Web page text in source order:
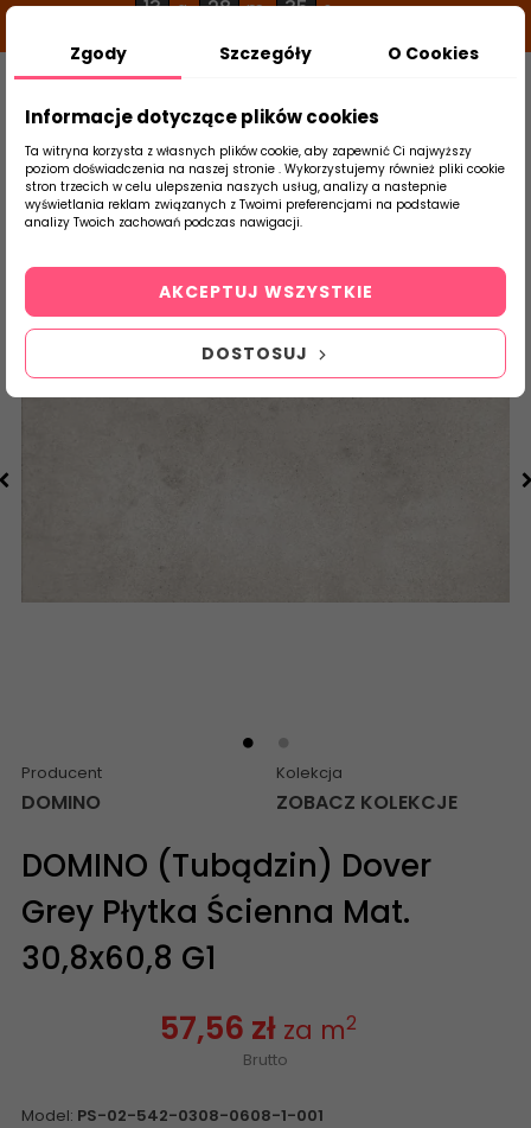
13 g 28 m 35 s
Szukaj
produktu
Strona Główna Płytki Łazienkowe
Producent
DOMINO
Kolekcja
ZOBACZ KOLEKCJE
DOMINO (Tubądzin) Dover
Grey Płytka Ścienna Mat.
30,8x60,8 G1
57,56 zł za m2
Brutto
Model: PS-02-542-0308-0608-1-001
Zgody Szczegóły O Cookies
Informacje dotyczące plików cookies
Ta witryna korzysta z własnych plików cookie, aby zapewnić Ci najwyższy
poziom doświadczenia na naszej stronie . Wykorzystujemy również pliki cookie
stron trzecich w celu ulepszenia naszych usług, analizy a nastepnie
wyświetlania reklam związanych z Twoimi preferencjami na podstawie
analizy Twoich zachowań podczas nawigacji.
DOSTOSUJ
AKCEPTUJ WSZYSTKIE